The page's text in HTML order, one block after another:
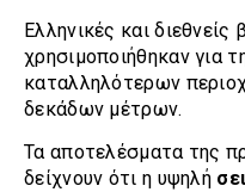
Ελληνικές και
χρησιμοποιήθηκαν για
καταλληλότερων
δεκάδων μέτρων.
Τα αποτελέσματα της
δείχνουν ότι η υψηλή